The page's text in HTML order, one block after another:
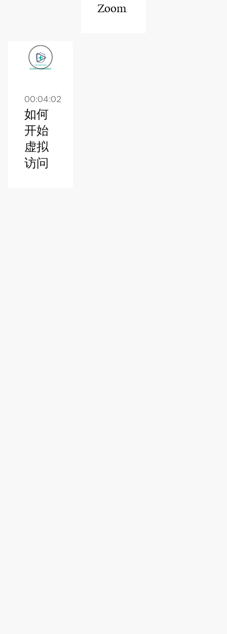
Zoom
00:04:02
如何
开始
虚拟
访问